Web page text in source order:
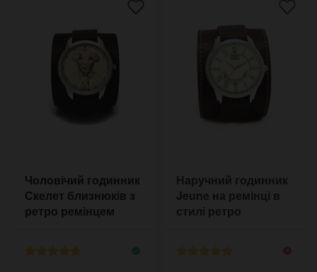
Чоловічий годинник
Скелет близнюків з
ретро ремінцем
Наручний годинник
Jeune на ремінці в
стилі ретро